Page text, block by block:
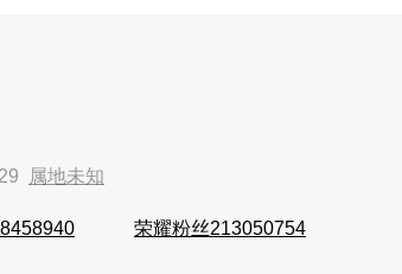
属地未知
荣耀粉丝213050754